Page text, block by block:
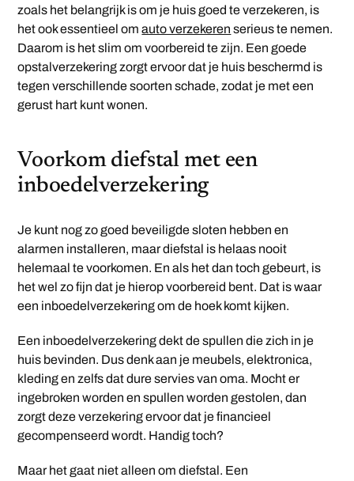
zoals het belangrijk is om je huis goed te verzekeren, is
het ook essentieel omauto verzekeren serieus te nemen.
Daarom is het slim om voorbereid te zijn. Een goede
opstalverzekering zorgt ervoor dat je huis beschermd is
tegen verschillende soorten schade, zodat je met een
gerust hart kunt wonen.
Voorkom diefstal met een
inboedelverzekering
Je kunt nog zo goed beveiligde sloten hebben en
alarmen installeren, maar diefstal is helaas nooit
helemaal te voorkomen. En als het dan toch gebeurt, is
het wel zo fijn dat je hierop voorbereid bent. Dat is waar
een inboedelverzekering om de hoek komt kijken.
Een inboedelverzekering dekt de spullen die zich in je
huis bevinden. Dus denk aan je meubels, elektronica,
kleding en zelfs dat dure servies van oma. Mocht er
ingebroken worden en spullen worden gestolen, dan
zorgt deze verzekering ervoor dat je financieel
gecompenseerd wordt. Handig toch?
Maar het gaat niet alleen om diefstal. Een